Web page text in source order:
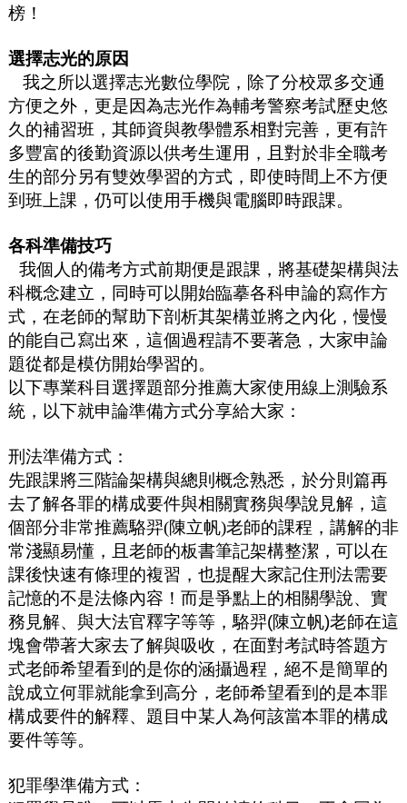
榜！
選擇志光的原因
我之所以選擇志光數位學院，除了分校眾多交通
方便之外，更是因為志光作為輔考警察考試歷史悠
久的補習班，其師資與教學體系相對完善，更有許
多豐富的後勤資源以供考生運用，且對於非全職考
生的部分另有雙效學習的方式，即使時間上不方便
到班上課，仍可以使用手機與電腦即時跟課。
各科準備技巧
我個人的備考方式前期便是跟課，將基礎架構與法
科概念建立，同時可以開始臨摹各科申論的寫作方
式，在老師的幫助下剖析其架構並將之內化，慢慢
的能自己寫出來，這個過程請不要著急，大家申論
題從都是模仿開始學習的。
以下專業科目選擇題部分推薦大家使用線上測驗系
統，以下就申論準備方式分享給大家：
刑法準備方式：
先跟課將三階論架構與總則概念熟悉，於分則篇再
去了解各罪的構成要件與相關實務與學說見解，這
個部分非常推薦駱羿(陳立帆)老師的課程，講解的非
常淺顯易懂，且老師的板書筆記架構整潔，可以在
課後快速有條理的複習，也提醒大家記住刑法需要
記憶的不是法條內容！而是爭點上的相關學說、實
務見解、與大法官釋字等等，駱羿(陳立帆)老師在這
塊會帶著大家去了解與吸收，在面對考試時答題方
式老師希望看到的是你的涵攝過程，絕不是簡單的
說成立何罪就能拿到高分，老師希望看到的是本罪
構成要件的解釋、題目中某人為何該當本罪的構成
要件等等。
犯罪學準備方式：